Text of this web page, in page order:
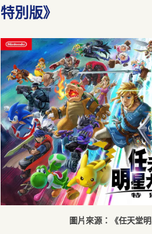
特別版》
圖片來源：《任天堂